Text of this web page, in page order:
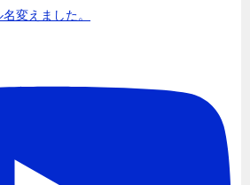
変えました。